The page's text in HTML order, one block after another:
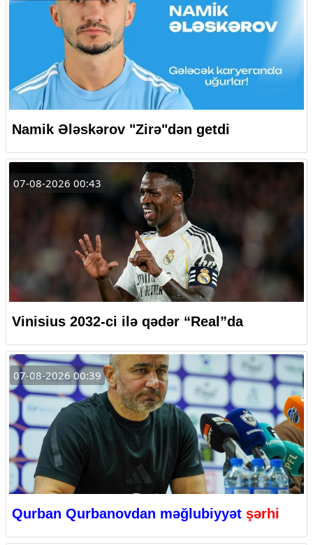
Namik Ələskərov "Zirə"dən getdi
07-08-2026 00:43
Vinisius 2032-ci ilə qədər “Real”da
07-08-2026 00:39
Qurban Qurbanovdan məğlubiyyət şərhi